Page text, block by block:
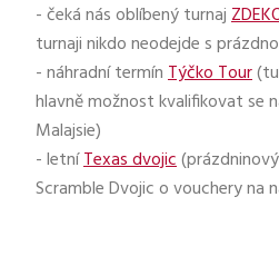
- čeká nás oblíbený turnaj
turnaji nikdo neodejde s
- náhradní termínTýčko Tour
hlavně možnost kvalifikovat se
Malajsie)
- letníTexas dvojic
Scramble Dvojic o vouchery na